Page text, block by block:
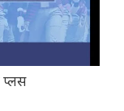
प्लस